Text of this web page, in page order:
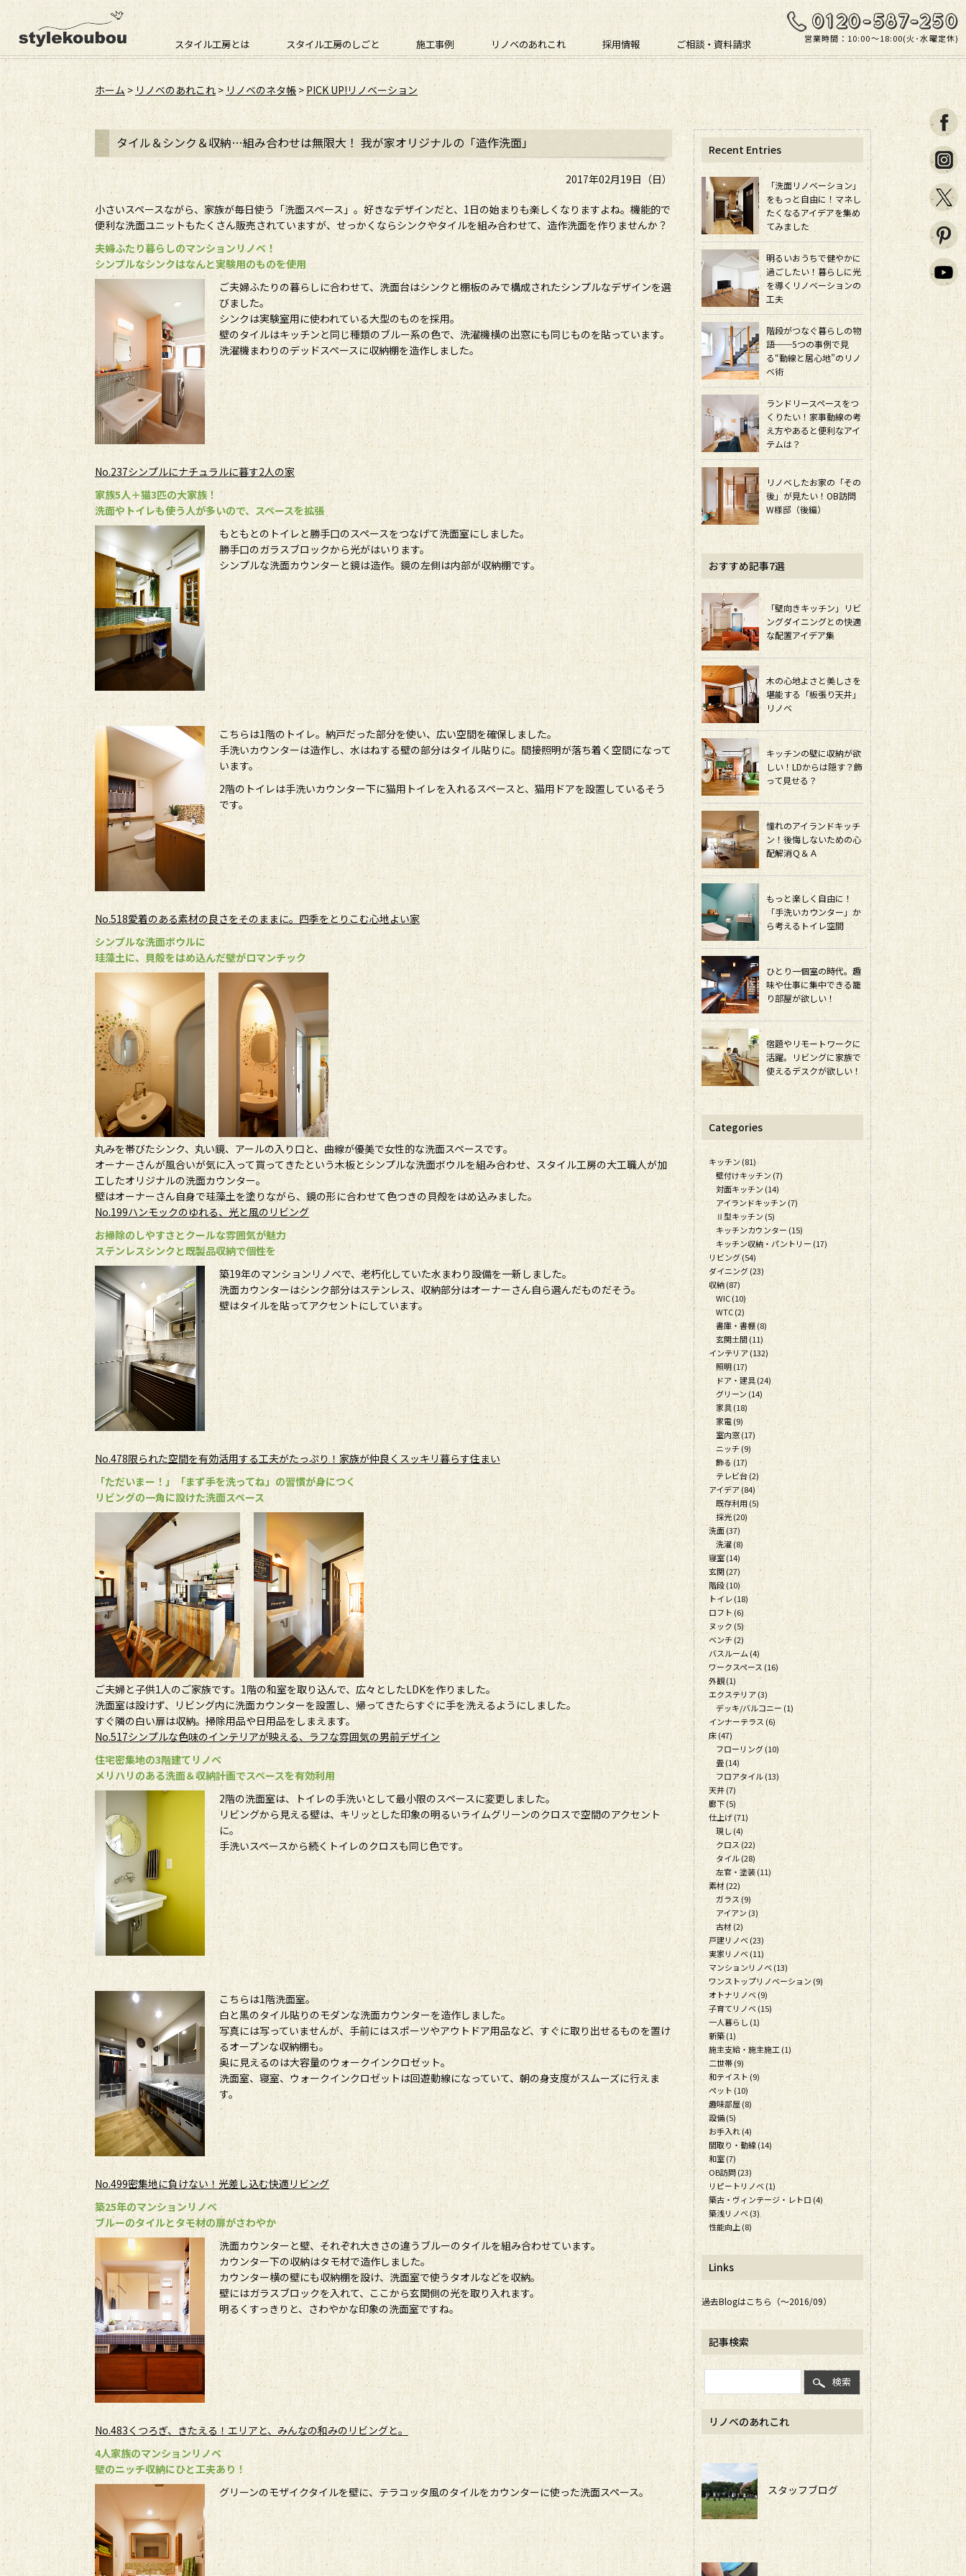
スタイル工房とは スタイル工房のしごと 施工事例 リノベのあれこれ 採用情報 ご相談・資料請求 営業時間：10:00〜18:00(火･水曜定休)
ホーム> リノベのあれこれ > リノベのネタ帳> PICK UP!リノベーション
タイル＆シンク＆収納…組み合わせは無限大！ 我が家オリジナルの「造作洗面」
2017年02月19日（日）
小さいスペースながら、家族が毎日使う「洗面スペース」。好きなデザインだと、1日の始まりも楽しくなりますよね。機能的で
便利な洗面ユニットもたくさん販売されていますが、せっかくならシンクやタイルを組み合わせて、造作洗面を作りませんか？
夫婦ふたり暮らしのマンションリノベ！
シンプルなシンクはなんと実験用のものを使用
ご夫婦ふたりの暮らしに合わせて、洗面台はシンクと棚板のみで構成されたシンプルなデザインを選
びました。
シンクは実験室用に使われている大型のものを採用。
壁のタイルはキッチンと同じ種類のブルー系の色で、洗濯機横の出窓にも同じものを貼っています。
洗濯機まわりのデッドスペースに収納棚を造作しました。
No.237シンプルにナチュラルに暮す2人の家
家族5人＋猫3匹の大家族！
洗面やトイレも使う人が多いので、スペースを拡張
もともとのトイレと勝手口のスペースをつなげて洗面室にしました。
勝手口のガラスブロックから光がはいります。
シンプルな洗面カウンターと鏡は造作。鏡の左側は内部が収納棚です。
こちらは1階のトイレ。納戸だった部分を使い、広い空間を確保しました。
手洗いカウンターは造作し、水はねする壁の部分はタイル貼りに。間接照明が落ち着く空間になって
います。
2階のトイレは手洗いカウンター下に猫用トイレを入れるスペースと、猫用ドアを設置しているそう
です。
No.518愛着のある素材の良さをそのままに。四季をとりこむ心地よい家
シンプルな洗面ボウルに
珪藻土に、貝殻をはめ込んだ壁がロマンチック
丸みを帯びたシンク、丸い鏡、アールの入り口と、曲線が優美で女性的な洗面スペースです。
オーナーさんが風合いが気に入って買ってきたという木板とシンプルな洗面ボウルを組み合わせ、スタイル工房の大工職人が加
工したオリジナルの洗面カウンター。
壁はオーナーさん自身で珪藻土を塗りながら、鏡の形に合わせて色つきの貝殻をはめ込みました。
No.199ハンモックのゆれる、光と風のリビング
お掃除のしやすさとクールな雰囲気が魅力
ステンレスシンクと既製品収納で個性を
築19年のマンションリノベで、老朽化していた水まわり設備を一新しました。
洗面カウンターはシンク部分はステンレス、収納部分はオーナーさん自ら選んだものだそう。
壁はタイルを貼ってアクセントにしています。
No.478限られた空間を有効活用する工夫がたっぷり！家族が仲良くスッキリ暮らす住まい
「ただいまー！」「まず手を洗ってね」の習慣が身につく
リビングの一角に設けた洗面スペース
ご夫婦と子供1人のご家族です。1階の和室を取り込んで、広々としたLDKを作りました。
洗面室は設けず、リビング内に洗面カウンターを設置し、帰ってきたらすぐに手を洗えるようにしました。
すぐ隣の白い扉は収納。掃除用品や日用品をしまえます。
No.517シンプルな色味のインテリアが映える、ラフな雰囲気の男前デザイン
住宅密集地の3階建てリノベ
メリハリのある洗面＆収納計画でスペースを有効利用
2階の洗面室は、トイレの手洗いとして最小限のスペースに変更しました。
リビングから見える壁は、キリッとした印象の明るいライムグリーンのクロスで空間のアクセント
に。
手洗いスペースから続くトイレのクロスも同じ色です。
こちらは1階洗面室。
白と黒のタイル貼りのモダンな洗面カウンターを造作しました。
写真には写っていませんが、手前にはスポーツやアウトドア用品など、すぐに取り出せるものを置け
るオープンな収納棚も。
奥に見えるのは大容量のウォークインクロゼット。
洗面室、寝室、ウォークインクロゼットは回遊動線になっていて、朝の身支度がスムーズに行えま
す。
No.499密集地に負けない！光差し込む快適リビング
築25年のマンションリノベ
ブルーのタイルとタモ材の扉がさわやか
洗面カウンターと壁、それぞれ大きさの違うブルーのタイルを組み合わせています。
カウンター下の収納はタモ材で造作しました。
カウンター横の壁にも収納棚を設け、洗面室で使うタオルなどを収納。
壁にはガラスブロックを入れて、ここから玄関側の光を取り入れます。
明るくすっきりと、さわやかな印象の洗面室ですね。
No.483くつろぎ、きたえる！エリアと、みんなの和みのリビングと。
4人家族のマンションリノベ
壁のニッチ収納にひと工夫あり！
グリーンのモザイクタイルを壁に、テラコッタ風のタイルをカウンターに使った洗面スペース。
Recent Entries
「洗面リノベーション」
をもっと自由に！マネし
たくなるアイデアを集め
てみました
明るいおうちで健やかに
過ごしたい！暮らしに光
を導くリノベーションの
工夫
階段がつなぐ暮らしの物
語──5つの事例で見
る“動線と居心地”のリノ
ベ術
ランドリースペースをつ
くりたい！家事動線の考
え方やあると便利なアイ
テムは？
リノベしたお家の「その
後」が見たい！OB訪問
W様邸（後編）
おすすめ記事7選
「壁向きキッチン」リビ
ングダイニングとの快適
な配置アイデア集
木の心地よさと美しさを
堪能する「板張り天井」
リノベ
キッチンの壁に収納が欲
しい！LDからは隠す？飾
って見せる？
憧れのアイランドキッチ
ン！後悔しないための心
配解消Ｑ＆Ａ
もっと楽しく自由に！
「手洗いカウンター」か
ら考えるトイレ空間
ひとり一個室の時代。趣
味や仕事に集中できる籠
り部屋が欲しい！
宿題やリモートワークに
活躍。リビングに家族で
使えるデスクが欲しい！
Categories
キッチン (81)
壁付けキッチン (7)
対面キッチン (14)
アイランドキッチン (7)
Ⅱ型キッチン (5)
キッチンカウンター (15)
キッチン収納・パントリー (17)
リビング (54)
ダイニング (23)
収納 (87)
WIC (10)
WTC (2)
書庫・書棚 (8)
玄関土間 (11)
インテリア (132)
照明 (17)
ドア・建具 (24)
グリーン (14)
家具 (18)
家電 (9)
室内窓 (17)
ニッチ (9)
飾る (17)
テレビ台 (2)
アイデア (84)
既存利用 (5)
採光 (20)
洗面 (37)
洗濯 (8)
寝室 (14)
玄関 (27)
階段 (10)
トイレ (18)
ロフト (6)
ヌック (5)
ベンチ (2)
バスルーム (4)
ワークスペース (16)
外観 (1)
エクステリア (3)
デッキ/バルコニー (1)
インナーテラス (6)
床 (47)
フローリング (10)
畳 (14)
フロアタイル (13)
天井 (7)
廊下 (5)
仕上げ (71)
現し (4)
クロス (22)
タイル (28)
左官・塗装 (11)
素材 (22)
ガラス (9)
アイアン (3)
古材 (2)
戸建リノベ (23)
実家リノベ (11)
マンションリノベ (13)
ワンストップリノベーション (9)
オトナリノベ (9)
子育てリノベ (15)
一人暮らし (1)
新築 (1)
施主支給・施主施工 (1)
二世帯 (9)
和テイスト (9)
ペット (10)
趣味部屋 (8)
設備 (5)
お手入れ (4)
間取り・動線 (14)
和室 (7)
OB訪問 (23)
リピートリノベ (1)
築古・ヴィンテージ・レトロ (4)
築浅リノベ (3)
性能向上 (8)
Links
過去Blogはこちら（～2016/09）
記事検索
検索
リノベのあれこれ
スタッフブログ